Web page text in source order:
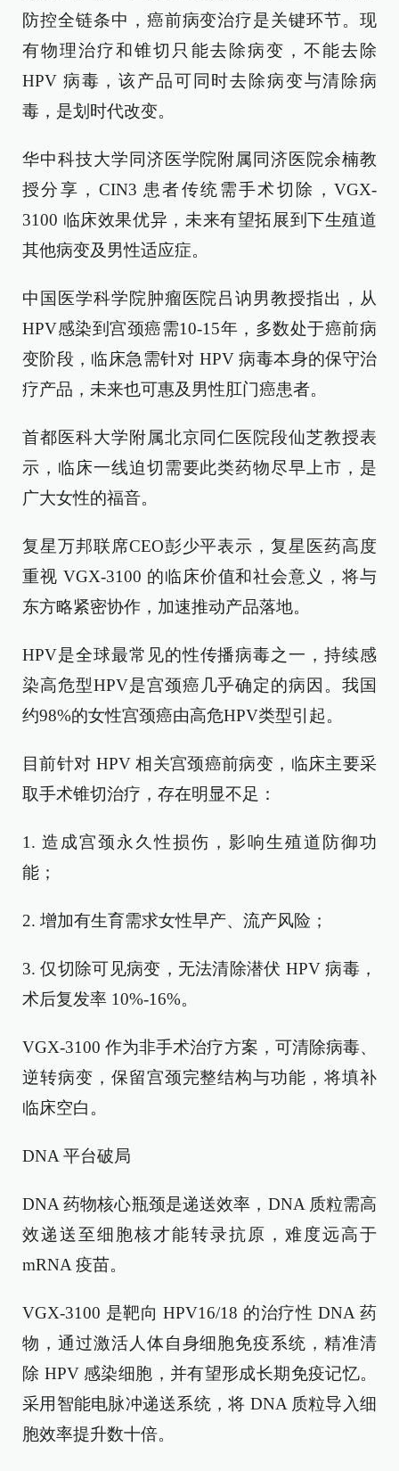
防控全链条中，癌前病变治疗是关键环节。现
有物理治疗和锥切只能去除病变，不能去除
HPV 病毒，该产品可同时去除病变与清除病
毒，是划时代改变。
华中科技大学同济医学院附属同济医院余楠教
授分享，CIN3 患者传统需手术切除，VGX-
3100 临床效果优异，未来有望拓展到下生殖道
其他病变及男性适应症。
中国医学科学院肿瘤医院吕讷男教授指出，从
HPV感染到宫颈癌需10-15年，多数处于癌前病
变阶段，临床急需针对 HPV 病毒本身的保守治
疗产品，未来也可惠及男性肛门癌患者。
首都医科大学附属北京同仁医院段仙芝教授表
示，临床一线迫切需要此类药物尽早上市，是
广大女性的福音。
复星万邦联席CEO彭少平表示，复星医药高度
重视 VGX-3100 的临床价值和社会意义，将与
东方略紧密协作，加速推动产品落地。
HPV是全球最常见的性传播病毒之一，持续感
染高危型HPV是宫颈癌几乎确定的病因。我国
约98%的女性宫颈癌由高危HPV类型引起。
目前针对 HPV 相关宫颈癌前病变，临床主要采
取手术锥切治疗，存在明显不足：
1. 造成宫颈永久性损伤，影响生殖道防御功
能；
2. 增加有生育需求女性早产、流产风险；
3. 仅切除可见病变，无法清除潜伏 HPV 病毒，
术后复发率 10%-16%。
VGX-3100 作为非手术治疗方案，可清除病毒、
逆转病变，保留宫颈完整结构与功能，将填补
临床空白。
DNA 平台破局
DNA 药物核心瓶颈是递送效率，DNA 质粒需高
效递送至细胞核才能转录抗原，难度远高于
mRNA 疫苗。
VGX-3100 是靶向 HPV16/18 的治疗性 DNA 药
物，通过激活人体自身细胞免疫系统，精准清
除 HPV 感染细胞，并有望形成长期免疫记忆。
采用智能电脉冲递送系统，将 DNA 质粒导入细
胞效率提升数十倍。